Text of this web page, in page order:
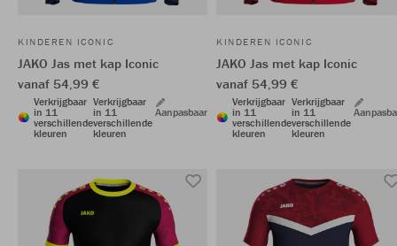
KINDEREN ICONIC
JAKO Jas met kap Iconic
vanaf 54,99 €
Verkrijgbaar
in 11
verschillende
kleuren
Verkrijgbaar
in 11
verschillende
kleuren
Aanpasbaar
KINDEREN ICONIC
JAKO Jas met kap Iconic
vanaf 54,99 €
Verkrijgbaar
in 11
verschillende
kleuren
Verkrijgbaar
in 11
verschillende
kleuren